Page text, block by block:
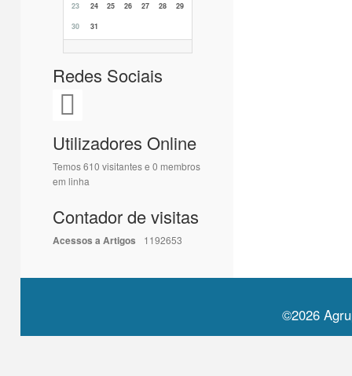
23
24 25 26 27 28
29
30
31
Redes Sociais
Utilizadores Online
Temos 610 visitantes e 0 membros
em linha
Contador de visitas
Acessos a Artigos 1192653
©2026